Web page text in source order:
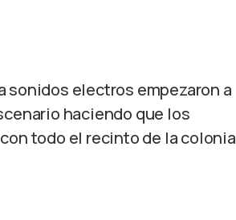
sonidos electros empezaron a
haciendo que los
todo el recinto de la colonia